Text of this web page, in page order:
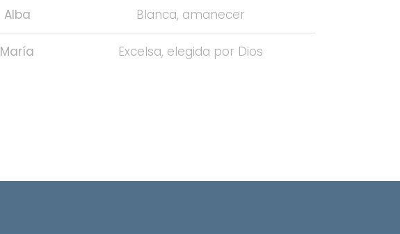
Alba Blanca, amanecer
María Excelsa, elegida por Dios